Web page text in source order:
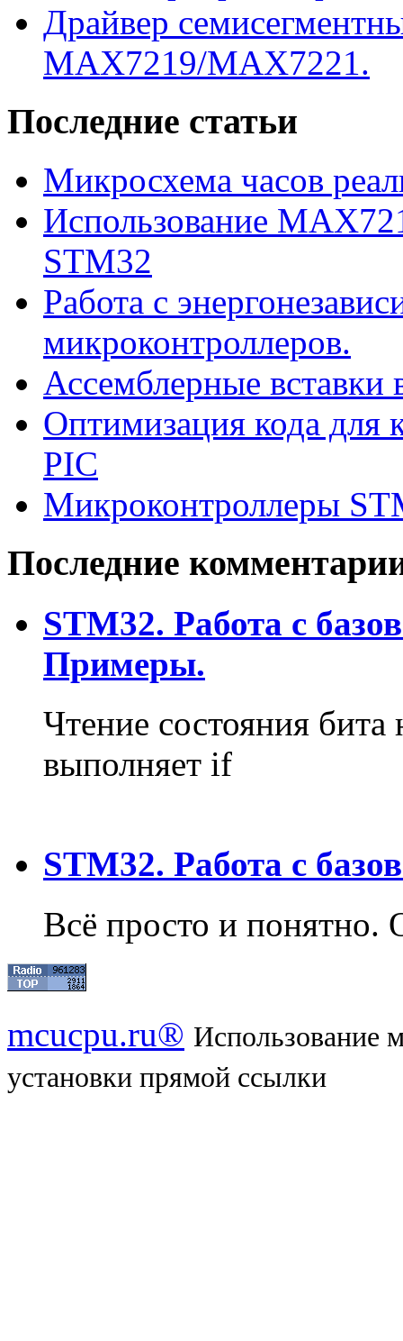
Драйвер
MAX7219/MAX7221.
Последние статьи
Микросхема часов
Использование
STM32
Работа с
микроконтроллеров.
Ассемблерные вставки
Оптимизация кода для
PIC
Микроконтроллеры
Последние
STM32. Работа с
Примеры.
Чтение состояния
выполняет if
STM32. Работа с
Всё просто и понятно.
mcucpu.ru® Использование
установки прямой ссылки